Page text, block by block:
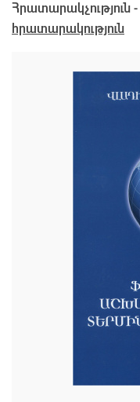
Հրատարակչություն -
հրատարակություն